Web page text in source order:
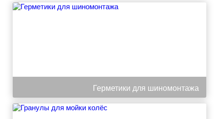
Герметики для шиномонтажа